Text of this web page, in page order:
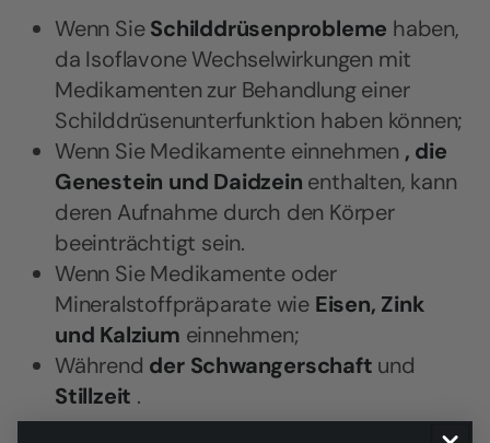
Wenn SieSchilddrüsenprobleme haben,
da Isoflavone Wechselwirkungen mit
Medikamenten zur Behandlung einer
Schilddrüsenunterfunktion haben können;
Wenn Sie Medikamente einnehmen , die
Genestein und Daidzein enthalten, kann
deren Aufnahme durch den Körper
beeinträchtigt sein.
Wenn Sie Medikamente oder
Mineralstoffpräparate wie Eisen, Zink
und Kalzium einnehmen;
Während der Schwangerschaft und
Stillzeit .